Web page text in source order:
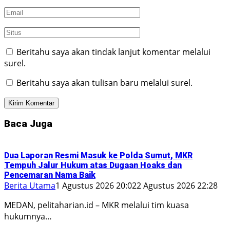
Beritahu saya akan tindak lanjut komentar melalui
surel.
Beritahu saya akan tulisan baru melalui surel.
Baca Juga
Dua Laporan Resmi Masuk ke Polda Sumut, MKR
Tempuh Jalur Hukum atas Dugaan Hoaks dan
Pencemaran Nama Baik
Berita Utama1 Agustus 2026 20:022 Agustus 2026 22:28
MEDAN, pelitaharian.id – MKR melalui tim kuasa
hukumnya…